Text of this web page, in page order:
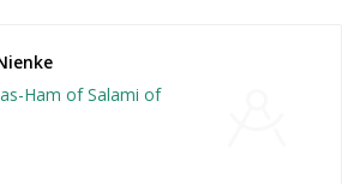
Ham of Salami of